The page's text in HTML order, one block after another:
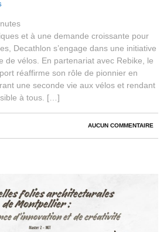
et à une demande croissante pour
Decathlon s’engage dans une initiative
de vélos. En partenariat avec Rebike, le
réaffirme son rôle de pionnier en
une seconde vie aux vélos et rendant
à tous. […]
AUCUN COMMENTAIRE